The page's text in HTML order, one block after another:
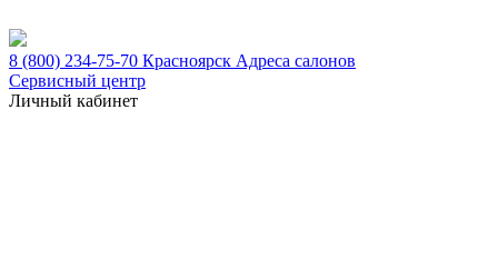
8 (800) 234-75-70 Красноярск Адреса салонов
Сервисный центр
Личный кабинет